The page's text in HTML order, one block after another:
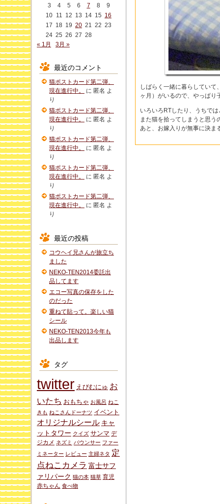
しばらく一緒に暮らしてい
ヶ月）がいるので、やっぱり
いろいろRTしたり、うちで
また猫を拾ってしまうと思う
あと、お嫁入りが無事に決ま
3
4 5 6 7 8
9
10 11 12 13 14 15 16
17 18 19 20 21 22 23
24 25 26 27 28
« 1月
3月 »
最近のコメント
猫ポストカード第二弾、
現在進行中。
に 匿名 よ
り
猫ポストカード第二弾、
現在進行中。
に 匿名 よ
り
猫ポストカード第二弾、
現在進行中。
に 匿名 よ
り
猫ポストカード第二弾、
現在進行中。
に 匿名 よ
り
猫ポストカード第二弾、
現在進行中。
に 匿名 よ
り
最近の投稿
コウヘイ兄さんが旅立ち
ました
NEKO-TEN2014委託出
品してます
エコー写真の保存をした
のだった
重ねて貼って。楽しい猫
シール
NEKO-TEN2013今年も
出品します
タグ
twitter えびむにゅ お
いたち おもちゃ お風呂 ねこ
きも ねこさんドーナツ イベント
オリジナルシール キャ
ットタワー クイズ サンマ デ
ジカメ ネズミ バウンサー ファー
ミネーター レビュー 主婦ネタ 定
点ねこカメラ 富士サフ
ァリパーク 猫の本 猫草 育児
赤ちゃん 食べ物